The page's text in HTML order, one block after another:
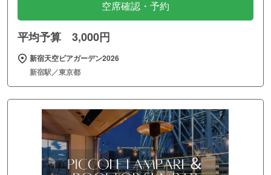
空席確認・予約
平均予算 3,000円
新宿天空ビアガーデン2026
新宿駅／東京都